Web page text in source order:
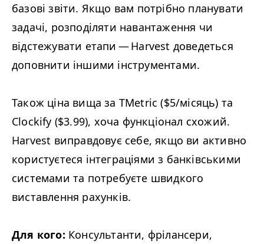
базові звіти. Якщо вам потрібно планувати
задачі, розподіляти навантаження чи
відстежувати етапи — Harvest доведеться
доповнити іншими інструментами.
Також ціна вища за TMetric ($5/​місяць) та
Clockify ($3.99), хоча функціонал схожий.
Harvest виправдовує себе, якщо ви активно
користуєтеся інтеграціями з банківськими
системами та потребуєте швидкого
виставлення рахунків.
Для кого: Консультанти, фрілансери,